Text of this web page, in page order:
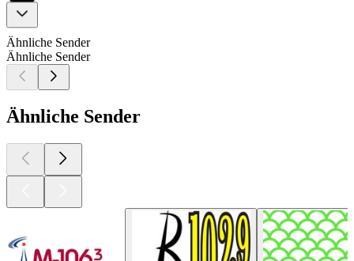
Ähnliche Sender
Ähnliche Sender
Ähnliche Sender